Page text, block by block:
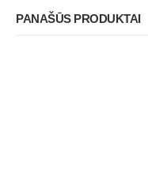
PANAŠŪS PRODUKTAI